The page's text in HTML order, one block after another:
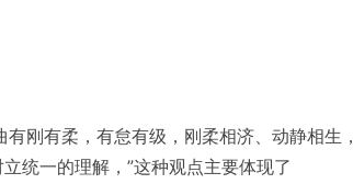
刚有柔，有怠有级，刚柔相济、动静相生，
统一的理解，”这种观点主要体现了